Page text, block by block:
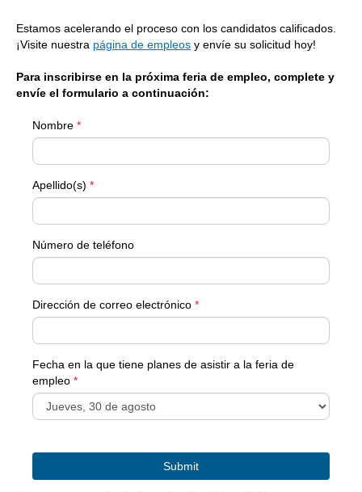
Estamos acelerando el proceso con los candidatos calificados.
¡Visite nuestra página de empleos y envíe su solicitud hoy!
Para inscribirse en la próxima feria de empleo, complete y
envíe el formulario a continuación:
Nombre *
Apellido(s) *
Número de teléfono
Dirección de correo electrónico *
Fecha en la que tiene planes de asistir a la feria de
empleo *